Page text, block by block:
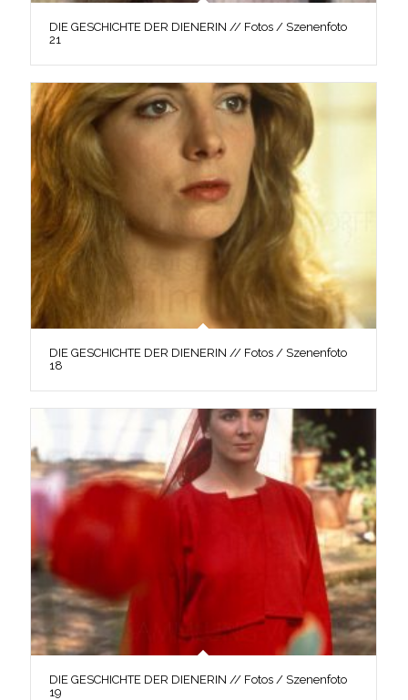
DIE GESCHICHTE DER DIENERIN // Fotos / Szenenfoto
21
DIE GESCHICHTE DER DIENERIN // Fotos / Szenenfoto
18
DIE GESCHICHTE DER DIENERIN // Fotos / Szenenfoto
19